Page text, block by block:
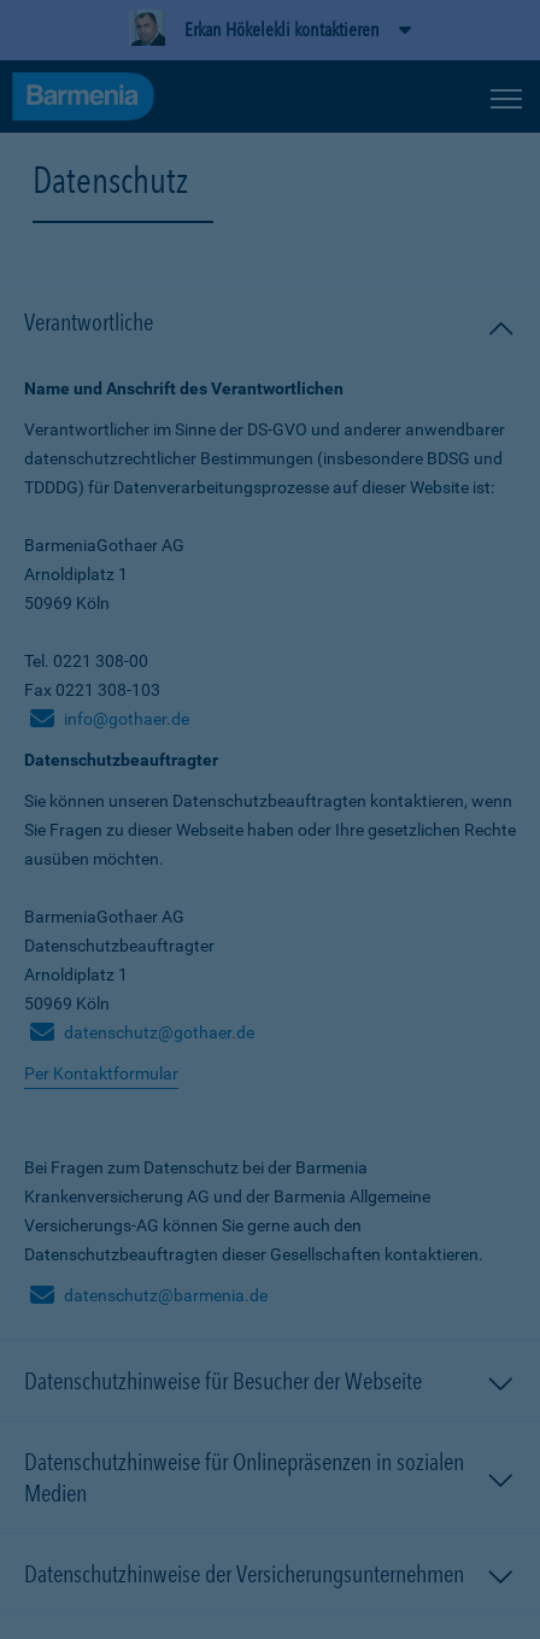
Erkan Hökelekli kontaktieren
Datenschutz
Verantwortliche
Name und Anschrift des Verantwortlichen
Verantwortlicher im Sinne der DS-GVO und anderer anwendbarer
datenschutz­rechtlicher Bestimmungen (insbesondere BDSG und
TDDDG) für Daten­verarbeitungs­prozesse auf dieser Website ist:
BarmeniaGothaer AG
Arnoldiplatz 1
50969 Köln
Tel. 0221 308-00
Fax 0221 308-103
info@gothaer.de
Datenschutzbeauftragter
Sie können unseren Datenschutz­beauftragten kontaktieren, wenn
Sie Fragen zu dieser Webseite haben oder Ihre gesetzlichen Rechte
ausüben möchten.
BarmeniaGothaer AG
Datenschutzbeauftragter
Arnoldiplatz 1
50969 Köln
datenschutz@gothaer.de
Per Kontaktformular
Bei Fragen zum Datenschutz bei der Barmenia
Krankenversicherung AG und der Barmenia Allgemeine
Versicherungs-AG können Sie gerne auch den
Datenschutzbeauftragten dieser Gesellschaften kontaktieren.
datenschutz@barmenia.de
Datenschutzhinweise für Besucher der Webseite
Datenschutzhinweise für Onlinepräsenzen in sozialen
Medien
Datenschutzhinweise der Versicherungsunternehmen